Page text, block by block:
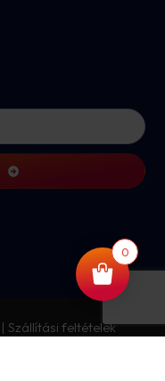
| Szállítási feltételek
0